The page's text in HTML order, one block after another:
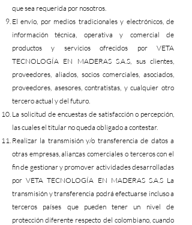
que sea requerida por nosotros.
El envío, por medios tradicionales y electrónicos, de
información técnica, operativa y comercial de
productos y servicios ofrecidos por VETA
TECNOLOGÍA EN MADERAS S.A.S, sus clientes,
proveedores, aliados, socios comerciales, asociados,
proveedores, asesores, contratistas, y cualquier otro
tercero actual y del futuro.
La solicitud de encuestas de satisfacción o percepción,
las cuales el titular no queda obligado a contestar.
Realizar la transmisión y/o transferencia de datos a
otras empresas, alianzas comerciales o terceros con el
fin de gestionar y promover actividades desarrolladas
por VETA TECNOLOGÍA EN MADERAS S.A.S La
transmisión y transferencia podrá efectuarse incluso a
terceros países que pueden tener un nivel de
protección diferente respecto del colombiano, cuando